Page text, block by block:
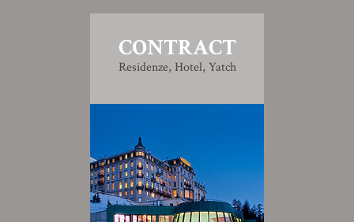
CONTRACT
Residenze, Hotel, Yatch